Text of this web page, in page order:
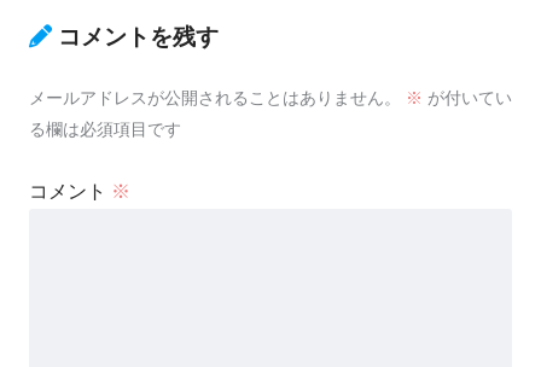
コメントを残す
メールアドレスが公開されることはありません。 ※ が付いてい
る欄は必須項目です
コメント ※